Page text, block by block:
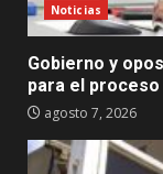
Noticias
Gobierno y
para el
agosto 7, 2026